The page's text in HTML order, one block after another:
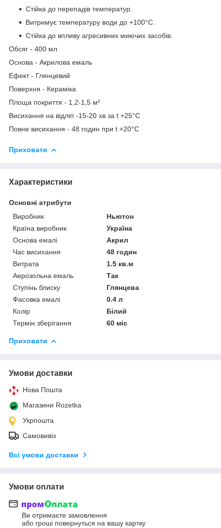
Стійка до перепадів температур.
Витримує температуру води до +100°С.
Стійка до впливу агресивних миючих засобів.
Обсяг - 400 мл
Основа - Акрилова емаль
Ефект - Глянцевий
Поверхня - Кераміка
Площа покриття - 1,2-1,5 м²
Висихання на відліп -15-20 хв за t +25°С
Повне висихання - 48 годин при t +20°С
Приховати
Характеристики
Основні атрибути
Виробник
Ньютон
Країна виробник
Україна
Основа емалі
Акрил
Час висихання
48 годин
Витрата
1.5 кв.м
Аерозольна емаль
Так
Ступінь блиску
Глянцева
Фасовка емалі
0.4 л
Колір
Білий
Термін зберігання
60 міс
Приховати
Умови доставки
Нова Пошта
Магазини Rozetka
Укрпошта
Самовивіз
Всі умови доставки
Умови оплати
Ви отримаєте замовлення
або гроші повернуться на вашу картку